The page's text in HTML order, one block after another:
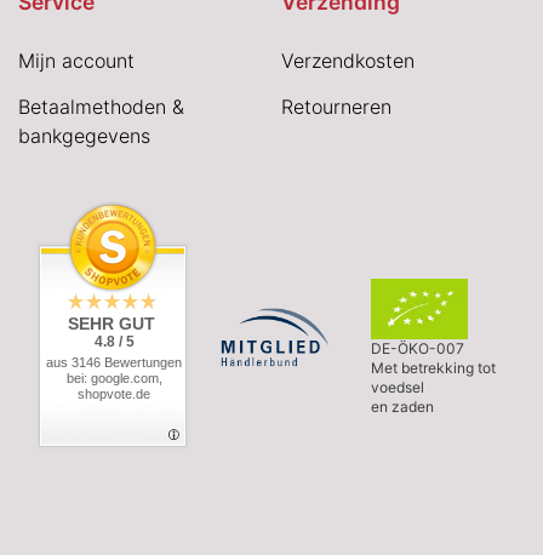
Mijn account
Betaalmethoden &
bankgegevens
Verzendkosten
Retourneren
SEHR GUT
4.8 / 5
aus 3146 Bewertungen
bei: google.com,
shopvote.de
DE-ÖKO-007
Met betrekking tot
voedsel
en zaden